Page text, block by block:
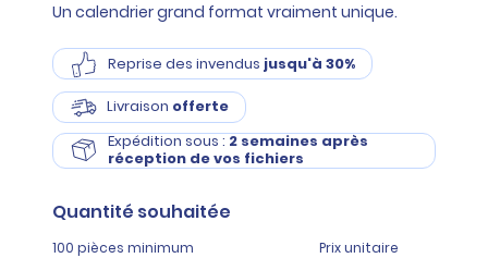
Un calendrier grand format vraiment unique.
Reprise des invendus jusqu'à 30%
Livraison offerte
Expédition sous :2 semaines après
réception de vos fichiers
Quantité souhaitée
100 pièces minimum
Prix unitaire